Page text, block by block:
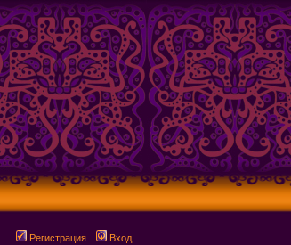
Регистрация Вход